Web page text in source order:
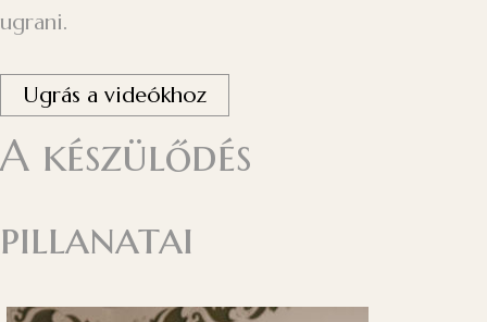
ugrani.
Ugrás a videókhoz
A készülődés
pillanatai